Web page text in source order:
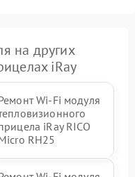
на других
iRay
Wi-Fi модуля
iRay RICO
RH25